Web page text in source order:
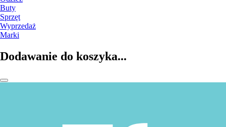
Buty
Sprzęt
Wyprzedaż
Marki
Dodawanie do koszyka...